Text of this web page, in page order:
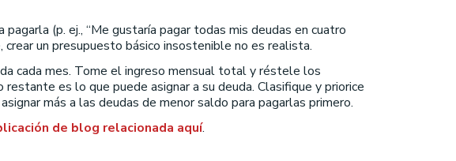
(p. ej., “Me gustaría pagar todas mis deudas en cuatro
un presupuesto básico insostenible no es realista.
cada mes. Tome el ingreso mensual total y réstele los
es lo que puede asignar a su deuda. Clasifique y priorice
más a las deudas de menor saldo para pagarlas primero.
de blog relacionada aquí.